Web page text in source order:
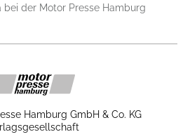
bei der Motor Presse Hamburg
Hamburg GmbH & Co. KG